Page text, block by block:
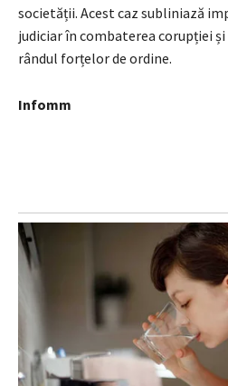
societății. Acest caz subliniază
judiciar în combaterea corupției
rândul forțelor de ordine.
Infomm